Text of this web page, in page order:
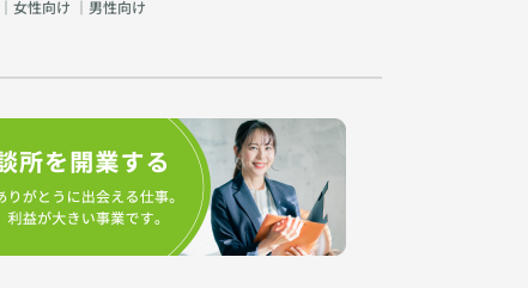
｜ 女性向け ｜ 男性向け